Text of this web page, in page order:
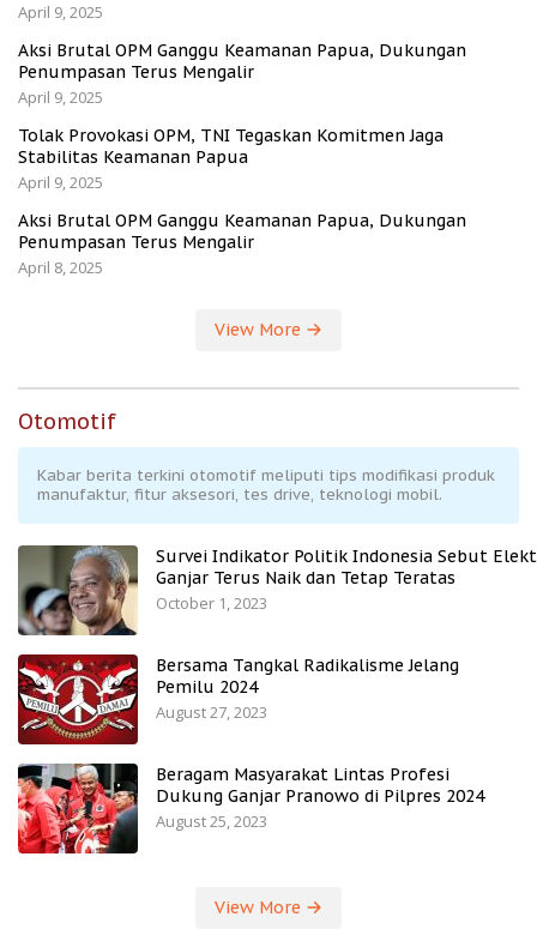
April 9, 2025
Aksi Brutal OPM Ganggu Keamanan Papua, Dukungan
Penumpasan Terus Mengalir
April 9, 2025
Tolak Provokasi OPM, TNI Tegaskan Komitmen Jaga
Stabilitas Keamanan Papua
April 9, 2025
Aksi Brutal OPM Ganggu Keamanan Papua, Dukungan
Penumpasan Terus Mengalir
April 8, 2025
View More
Otomotif
Kabar berita terkini otomotif meliputi tips modifikasi produk
manufaktur, fitur aksesori, tes drive, teknologi mobil.
Survei Indikator Politik Indonesia Sebut
Ganjar Terus Naik dan Tetap Teratas
October 1, 2023
Bersama Tangkal Radikalisme Jelang
Pemilu 2024
August 27, 2023
Beragam Masyarakat Lintas Profesi
Dukung Ganjar Pranowo di Pilpres 2024
August 25, 2023
View More